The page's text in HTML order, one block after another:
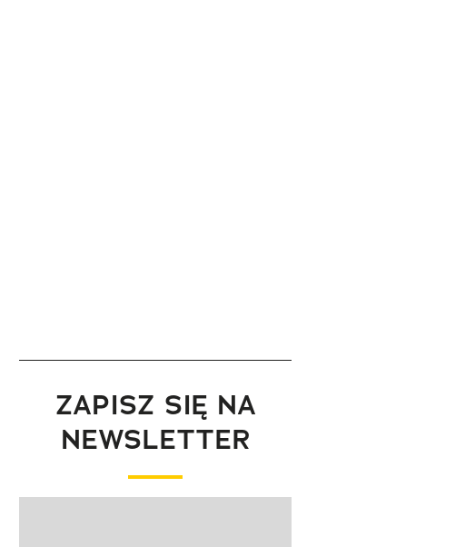
ZAPISZ SIĘ NA
NEWSLETTER